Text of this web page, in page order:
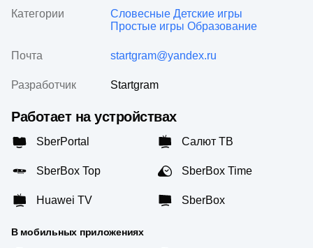
Категории Словесные Детские игры
Простые игры Образование
Почта startgram@yandex.ru
Разработчик Startgram
Работает на устройствах
SberPortal Салют ТВ
SberBox Top SberBox Time
Huawei TV SberBox
В мобильных приложениях